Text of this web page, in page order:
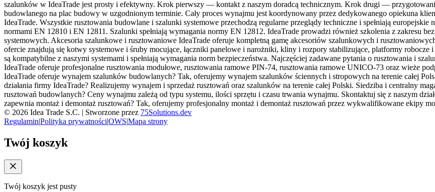
szalunków w IdeaTrade jest prosty i efektywny. Krok pierwszy — kontakt z naszym doradcą technicznym. Krok drugi —
budowlanego na plac budowy w uzgodnionym terminie. Cały proces wynajmu jest koordynowany przez dedykowanego opiekuna
IdeaTrade. Wszystkie rusztowania budowlane i szalunki systemowe przechodzą regularne przeglądy techniczne i spełniają
normami EN 12810 i EN 12811. Szalunki spełniają wymagania normy EN 12812. IdeaTrade prowadzi również szkolenia z zakresu
systemowych. Akcesoria szalunkowe i rusztowaniowe IdeaTrade oferuje kompletną gamę akcesoriów szalunkowych i
ofercie znajdują się kotwy systemowe i śruby mocujące, łączniki panelowe i narożniki, kliny i rozpory stabilizujące, platformy robocze
są kompatybilne z naszymi systemami i spełniają wymagania norm bezpieczeństwa. Najczęściej zadawane pytania o rusztowania i
IdeaTrade oferuje profesjonalne rusztowania modułowe, rusztowania ramowe PIN-74, rusztowania ramowe UNICO-73 oraz wieże
IdeaTrade oferuje wynajem szalunków budowlanych? Tak, oferujemy wynajem szalunków ściennych i stropowych na terenie całej
działania firmy IdeaTrade? Realizujemy wynajem i sprzedaż rusztowań oraz szalunków na terenie całej Polski. Siedziba i centralny
rusztowań budowlanych? Ceny wynajmu zależą od typu systemu, ilości sprzętu i czasu trwania wynajmu. Skontaktuj się z naszym
zapewnia montaż i demontaż rusztowań? Tak, oferujemy profesjonalny montaż i demontaż rusztowań przez wykwalifikowane ekipy
© 2026 Idea Trade S.C. | Stworzone przez 75Solutions.dev
Regulamin|Polityka prywatności|OWS|Mapa strony
Twój koszyk
Twój koszyk jest pusty